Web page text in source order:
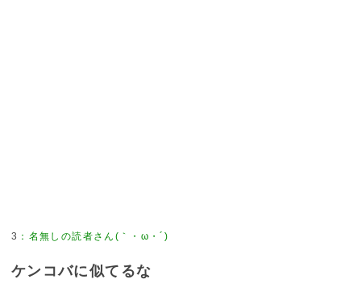
3 ： 名無しの読者さん(｀・ω・´)
ケンコバに似てるな